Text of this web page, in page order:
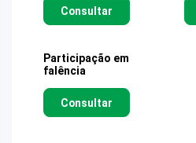
Consultar
Participação em
falência
Consultar